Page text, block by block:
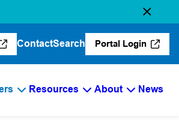
ContactSearch Portal Login(opens in a
Resources About News